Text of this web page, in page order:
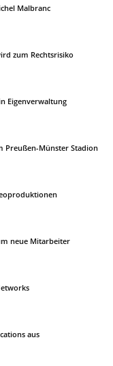
Malbranc
zum Rechtsrisiko
Eigenverwaltung
Preußen-Münster Stadion
neue Mitarbeiter
aus